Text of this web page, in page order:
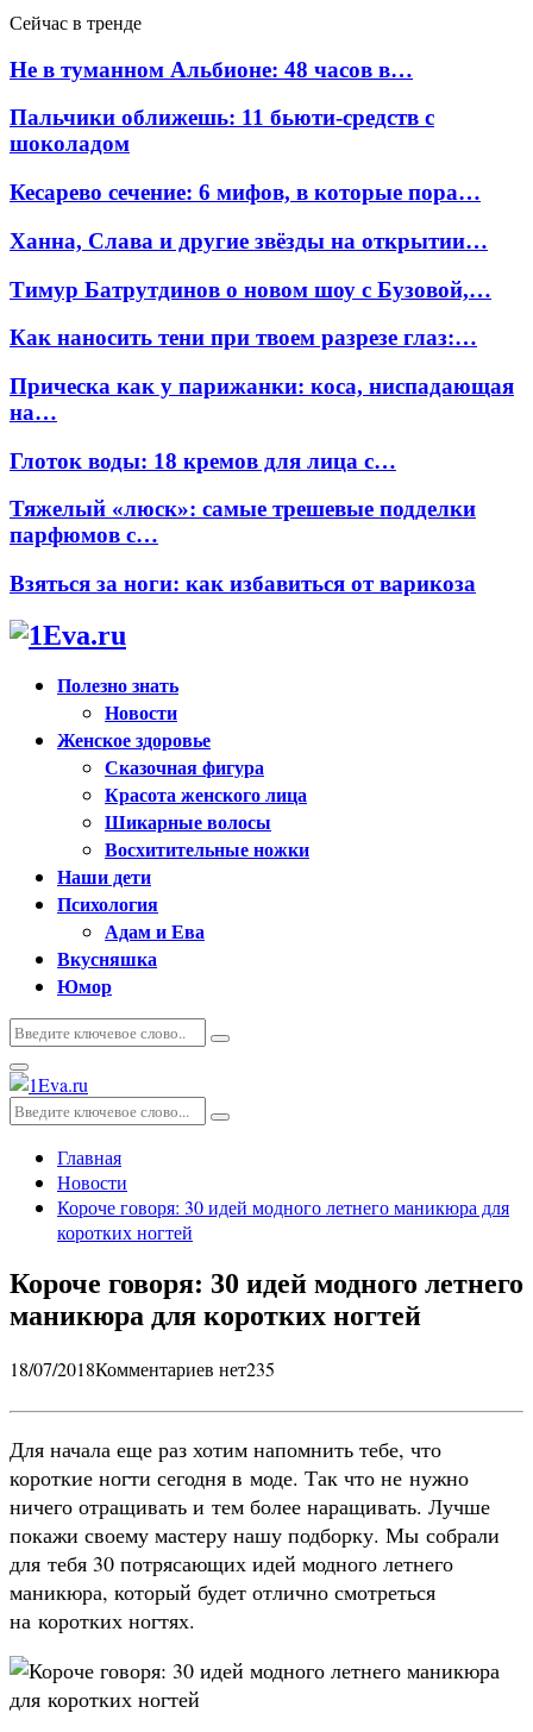
Сейчас в тренде
Не в туманном Альбионе: 48 часов в…
Пальчики оближешь: 11 бьюти-средств с
шоколадом
Кесарево сечение: 6 мифов, в которые пора…
Ханна, Слава и другие звёзды на открытии…
Тимур Батрутдинов о новом шоу с Бузовой,…
Как наносить тени при твоем разрезе глаз:…
Прическа как у парижанки: коса, ниспадающая
на…
Глоток воды: 18 кремов для лица с…
Тяжелый «люск»: самые трешевые подделки
парфюмов с…
Взяться за ноги: как избавиться от варикоза
Полезно знать
Новости
Женское здоровье
Сказочная фигура
Красота женского лица
Шикарные волосы
Восхитительные ножки
Наши дети
Психология
Адам и Ева
Вкусняшка
Юмор
Искать:
Поиск
Основное
меню
Искать:
Поиск
Главная
Новости
Короче говоря: 30 идей модного летнего маникюра для
коротких ногтей
Короче говоря: 30 идей модного летнего
маникюра для коротких ногтей
18/07/2018Комментариев нет235
Для начала еще раз хотим напомнить тебе, что
короткие ногти сегодня в моде. Так что не нужно
ничего отращивать и тем более наращивать. Лучше
покажи своему мастеру нашу подборку. Мы собрали
для тебя 30 потрясающих идей модного летнего
маникюра, который будет отлично смотреться
на коротких ногтях.